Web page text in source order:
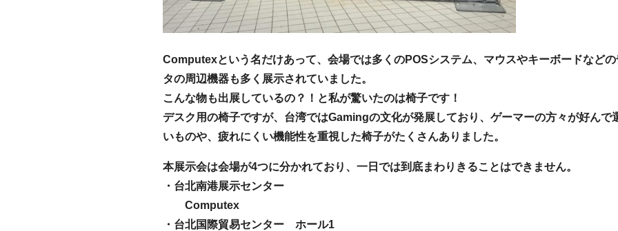
Computexという名だけあって、会場では多くのPOSシステム、マウスやキーボードなど
タの周辺機器も多く展示されていました。
こんな物も出展しているの？！と私が驚いたのは椅子です！
デスク用の椅子ですが、台湾ではGamingの文化が発展しており、ゲーマーの方々が好んで
いものや、疲れにくい機能性を重視した椅子がたくさんありました。
本展示会は会場が4つに分かれており、一日では到底まわりきることはできません。
・台北南港展示センター
Computex
・台北国際貿易センター ホール1